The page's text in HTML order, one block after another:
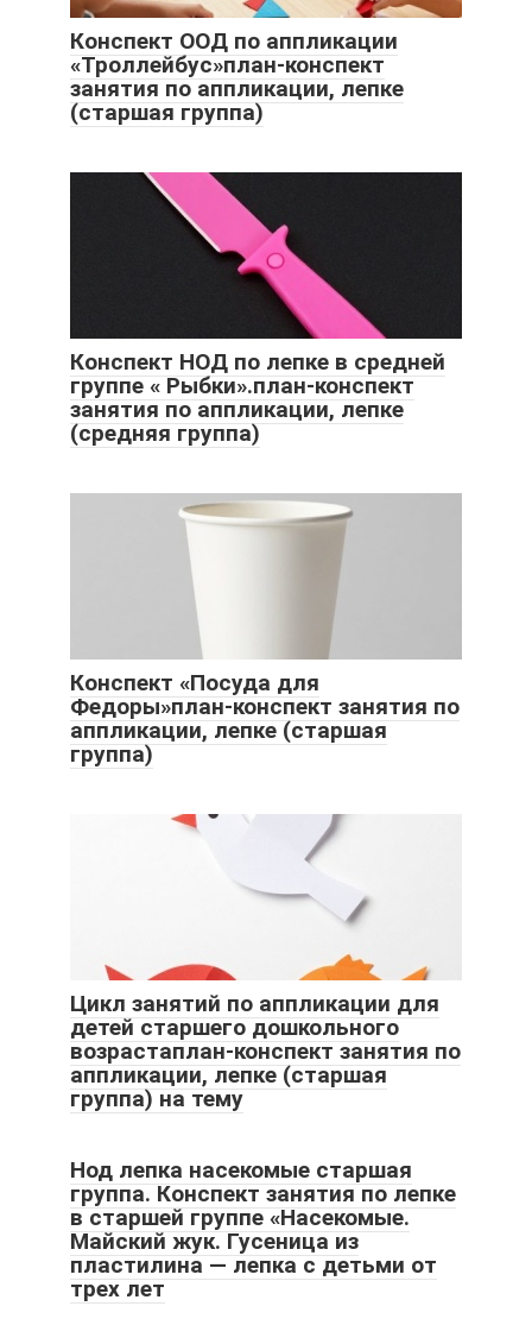
Конспект ООД по аппликации
«Троллейбус»план-конспект
занятия по аппликации, лепке
(старшая группа)
Конспект НОД по лепке в средней
группе « Рыбки».план-конспект
занятия по аппликации, лепке
(средняя группа)
Конспект «Посуда для
Федоры»план-конспект занятия по
аппликации, лепке (старшая
группа)
Цикл занятий по аппликации для
детей старшего дошкольного
возрастаплан-конспект занятия по
аппликации, лепке (старшая
группа) на тему
Нод лепка насекомые старшая
группа. Конспект занятия по лепке
в старшей группе «Насекомые.
Майский жук. Гусеница из
пластилина — лепка с детьми от
трех лет